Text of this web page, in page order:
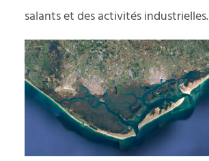
salants et des activités industrielles.